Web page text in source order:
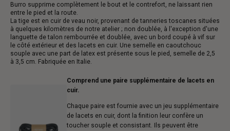
normal
Burro supprime complètement le bout et le contrefort, ne laissant rien
entre le pied et la route.
La tige est en cuir de veau noir, provenant de tanneries toscanes situées
à quelques kilomètres de notre atelier ; non doublée, à l'exception d'une
languette de talon rembourrée et doublée, avec un bord coupé à vif sur
le côté extérieur et des lacets en cuir. Une semelle en caoutchouc
souple avec une part de latex est présente sous le pied, semelle de 2,5
à 3,5 cm. Fabriquée en Italie.
Comprend une paire supplémentaire de lacets en
cuir.
Chaque paire est fournie avec un jeu supplémentaire
de lacets en cuir, dont la finition leur confère un
toucher souple et consistant. Ils peuvent être